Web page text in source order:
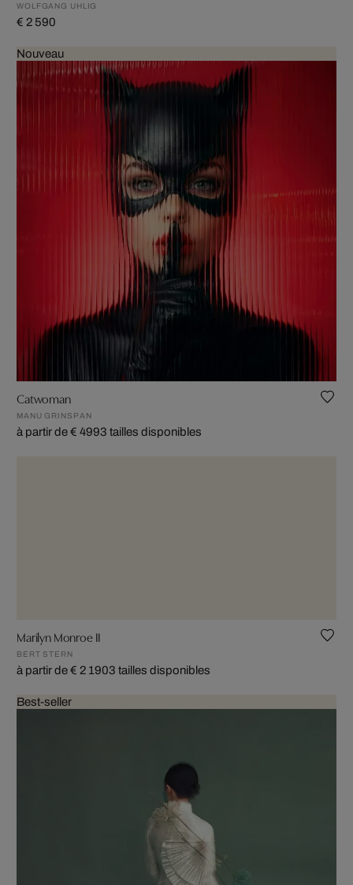
WOLFGANG UHLIG
€ 2 590
Nouveau
Catwoman
MANU GRINSPAN
à partir de € 4993 tailles disponibles
Marilyn Monroe II
BERT STERN
à partir de € 2 1903 tailles disponibles
Best-seller